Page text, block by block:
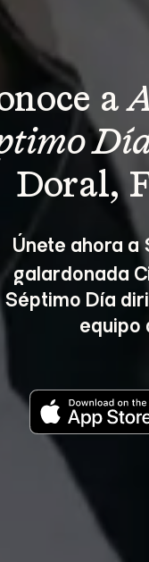
a
Doral,
Únete ahora a
galardonada
Séptimo Día
equipo